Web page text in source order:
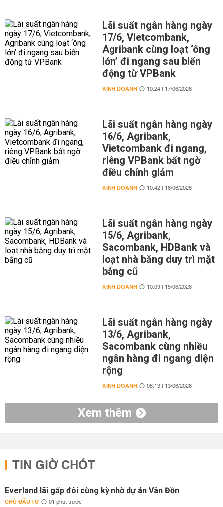
Lãi suất ngân hàng ngày
17/6, Vietcombank,
Agribank cùng loạt ‘ông
lớn’ đi ngang sau biến
động từ VPBank
KINH DOANH 10:24 | 17/06/2026
Lãi suất ngân hàng ngày
16/6, Agribank,
Vietcombank đi ngang,
riêng VPBank bất ngờ
điều chỉnh giảm
KINH DOANH 10:42 | 16/06/2026
Lãi suất ngân hàng ngày
15/6, Agribank,
Sacombank, HDBank và
loạt nhà băng duy trì mặt
bằng cũ
KINH DOANH 10:09 | 15/06/2026
Lãi suất ngân hàng ngày
13/6, Agribank,
Sacombank cùng nhiều
ngân hàng đi ngang diện
rộng
KINH DOANH 08:13 | 13/06/2026
Xem thêm
TIN GIỜ CHÓT
Everland lãi gấp đôi cùng kỳ nhờ dự án Vân Đồn
CHỦ ĐẦU TƯ 01 phút trước